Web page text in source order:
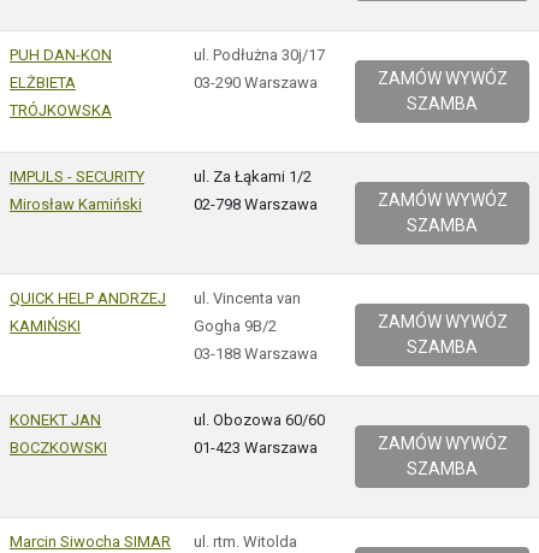
PUH DAN-KON
ELŻBIETA
TRÓJKOWSKA
ul. Podłużna 30j/17
03-290 Warszawa
ZAMÓW WYWÓZ
SZAMBA
IMPULS - SECURITY
Mirosław Kamiński
ul. Za Łąkami 1/2
02-798 Warszawa
ZAMÓW WYWÓZ
SZAMBA
QUICK HELP ANDRZEJ
KAMIŃSKI
ul. Vincenta van
Gogha 9B/2
03-188 Warszawa
ZAMÓW WYWÓZ
SZAMBA
KONEKT JAN
BOCZKOWSKI
ul. Obozowa 60/60
01-423 Warszawa
ZAMÓW WYWÓZ
SZAMBA
Marcin Siwocha SIMAR
ul. rtm. Witolda